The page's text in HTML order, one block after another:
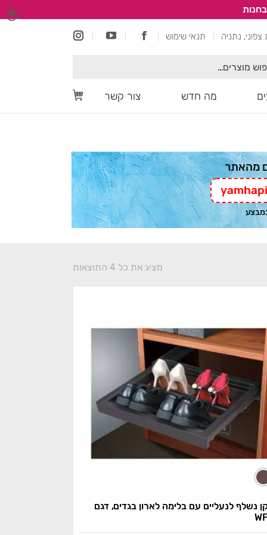
תנאי שימוש
מה חדש צור קשר
מציג את כל 4 התוצאות
נשלף לנעליים עם בלימה לארון בגדים, דגם